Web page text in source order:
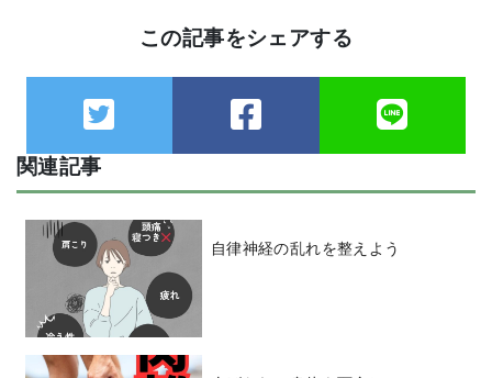
この記事をシェアする
関連記事
自律神経の乱れを整えよう